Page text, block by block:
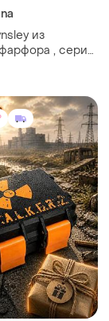
из
, серии
синих,
пурпурных